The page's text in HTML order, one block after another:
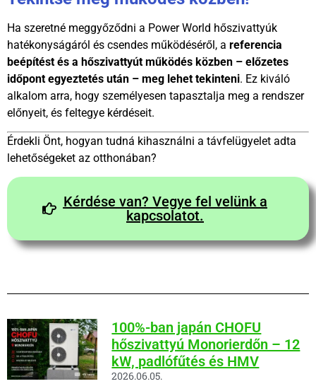
Ha szeretné meggyőződni a Power World hőszivattyúk
hatékonyságáról és csendes működéséről, a referencia
beépítést és a hőszivattyút működés közben – előzetes
időpont egyeztetés után – meg lehet tekinteni. Ez kiváló
alkalom arra, hogy személyesen tapasztalja meg a rendszer
előnyeit, és feltegye kérdéseit.
Érdekli Önt, hogyan tudná kihasználni a távfelügyelet adta
lehetőségeket az otthonában?
Kérdése van? Vegye fel velünk a
kapcsolatot.
100%-ban japán CHOFU
hőszivattyú Monorierdőn – 12
kW, padlófűtés és HMV
2026.06.05.